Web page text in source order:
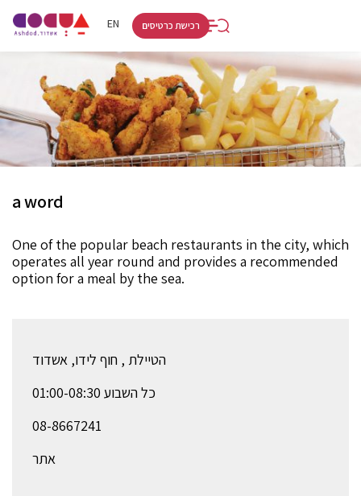
EN
HE
רכישת כרטיסים
a word
One of the popular beach restaurants in the city, which
operates all year round and provides a recommended
option for a meal by the sea.
הטיילת , חוף לידו, אשדוד
כל השבוע 01:00-08:30
08-8667241
אתר